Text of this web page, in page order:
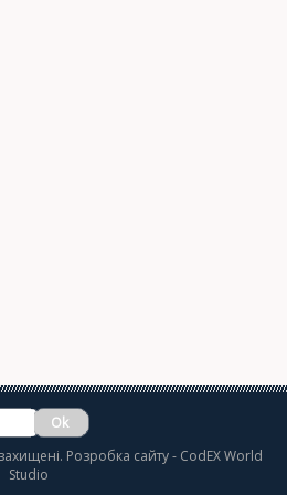
Розробка сайту- CodEX World
Studio